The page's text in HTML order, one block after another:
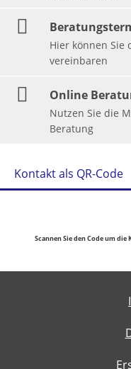
Hier können Sie
vereinbaren
Online
Nutzen Sie die
Beratung
Kontakt als QR-Code
Scannen Sie den Code um